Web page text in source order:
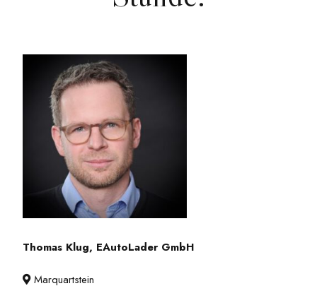
Thomas Klug, EAutoLader GmbH
Marquartstein